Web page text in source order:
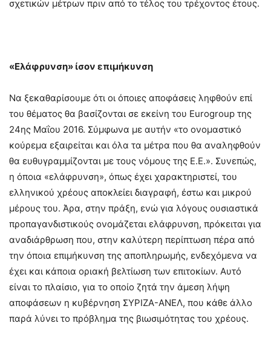
σχετικών μέτρων πριν από το τέλος του τρέχοντος έτους.
«Ελάφρυνση» ίσον επιμήκυνση
Να ξεκαθαρίσουμε ότι οι όποιες αποφάσεις ληφθούν επί
του θέματος θα βασίζονται σε εκείνη του Eurogroup της
24ης Μαΐου 2016. Σύμφωνα με αυτήν «το ονομαστικό
κούρεμα εξαιρείται και όλα τα μέτρα που θα αναληφθούν
θα ευθυγραμμίζονται με τους νόμους της Ε.Ε.». Συνεπώς,
η όποια «ελάφρυνση», όπως έχει χαρακτηριστεί, του
ελληνικού χρέους αποκλείει διαγραφή, έστω και μικρού
μέρους του. Άρα, στην πράξη, ενώ για λόγους ουσιαστικά
προπαγανδιστικούς ονομάζεται ελάφρυνση, πρόκειται για
αναδιάρθρωση που, στην καλύτερη περίπτωση πέρα από
την όποια επιμήκυνση της αποπληρωμής, ενδεχόμενα να
έχει και κάποια οριακή βελτίωση των επιτοκίων. Αυτό
είναι το πλαίσιο, για το οποίο ζητά την άμεση λήψη
αποφάσεων η κυβέρνηση ΣΥΡΙΖΑ-ΑΝΕΛ, που κάθε άλλο
παρά λύνει το πρόβλημα της βιωσιμότητας του χρέους.